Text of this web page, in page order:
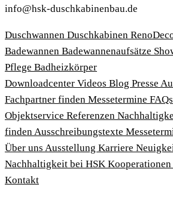
info@hsk-duschkabinenbau.de
Duschwannen Duschkabinen
Badewannen Badewannenaufsätze
Pflege Badheizkörper
Download­center Videos Blog Presse
Fachpartner finden Messetermine FAQs
Objektservice Referenzen
finden Ausschreibungstexte
Über uns Ausstellung Karriere
Nachhaltigkeit bei HSK Kooperationen
Kontakt